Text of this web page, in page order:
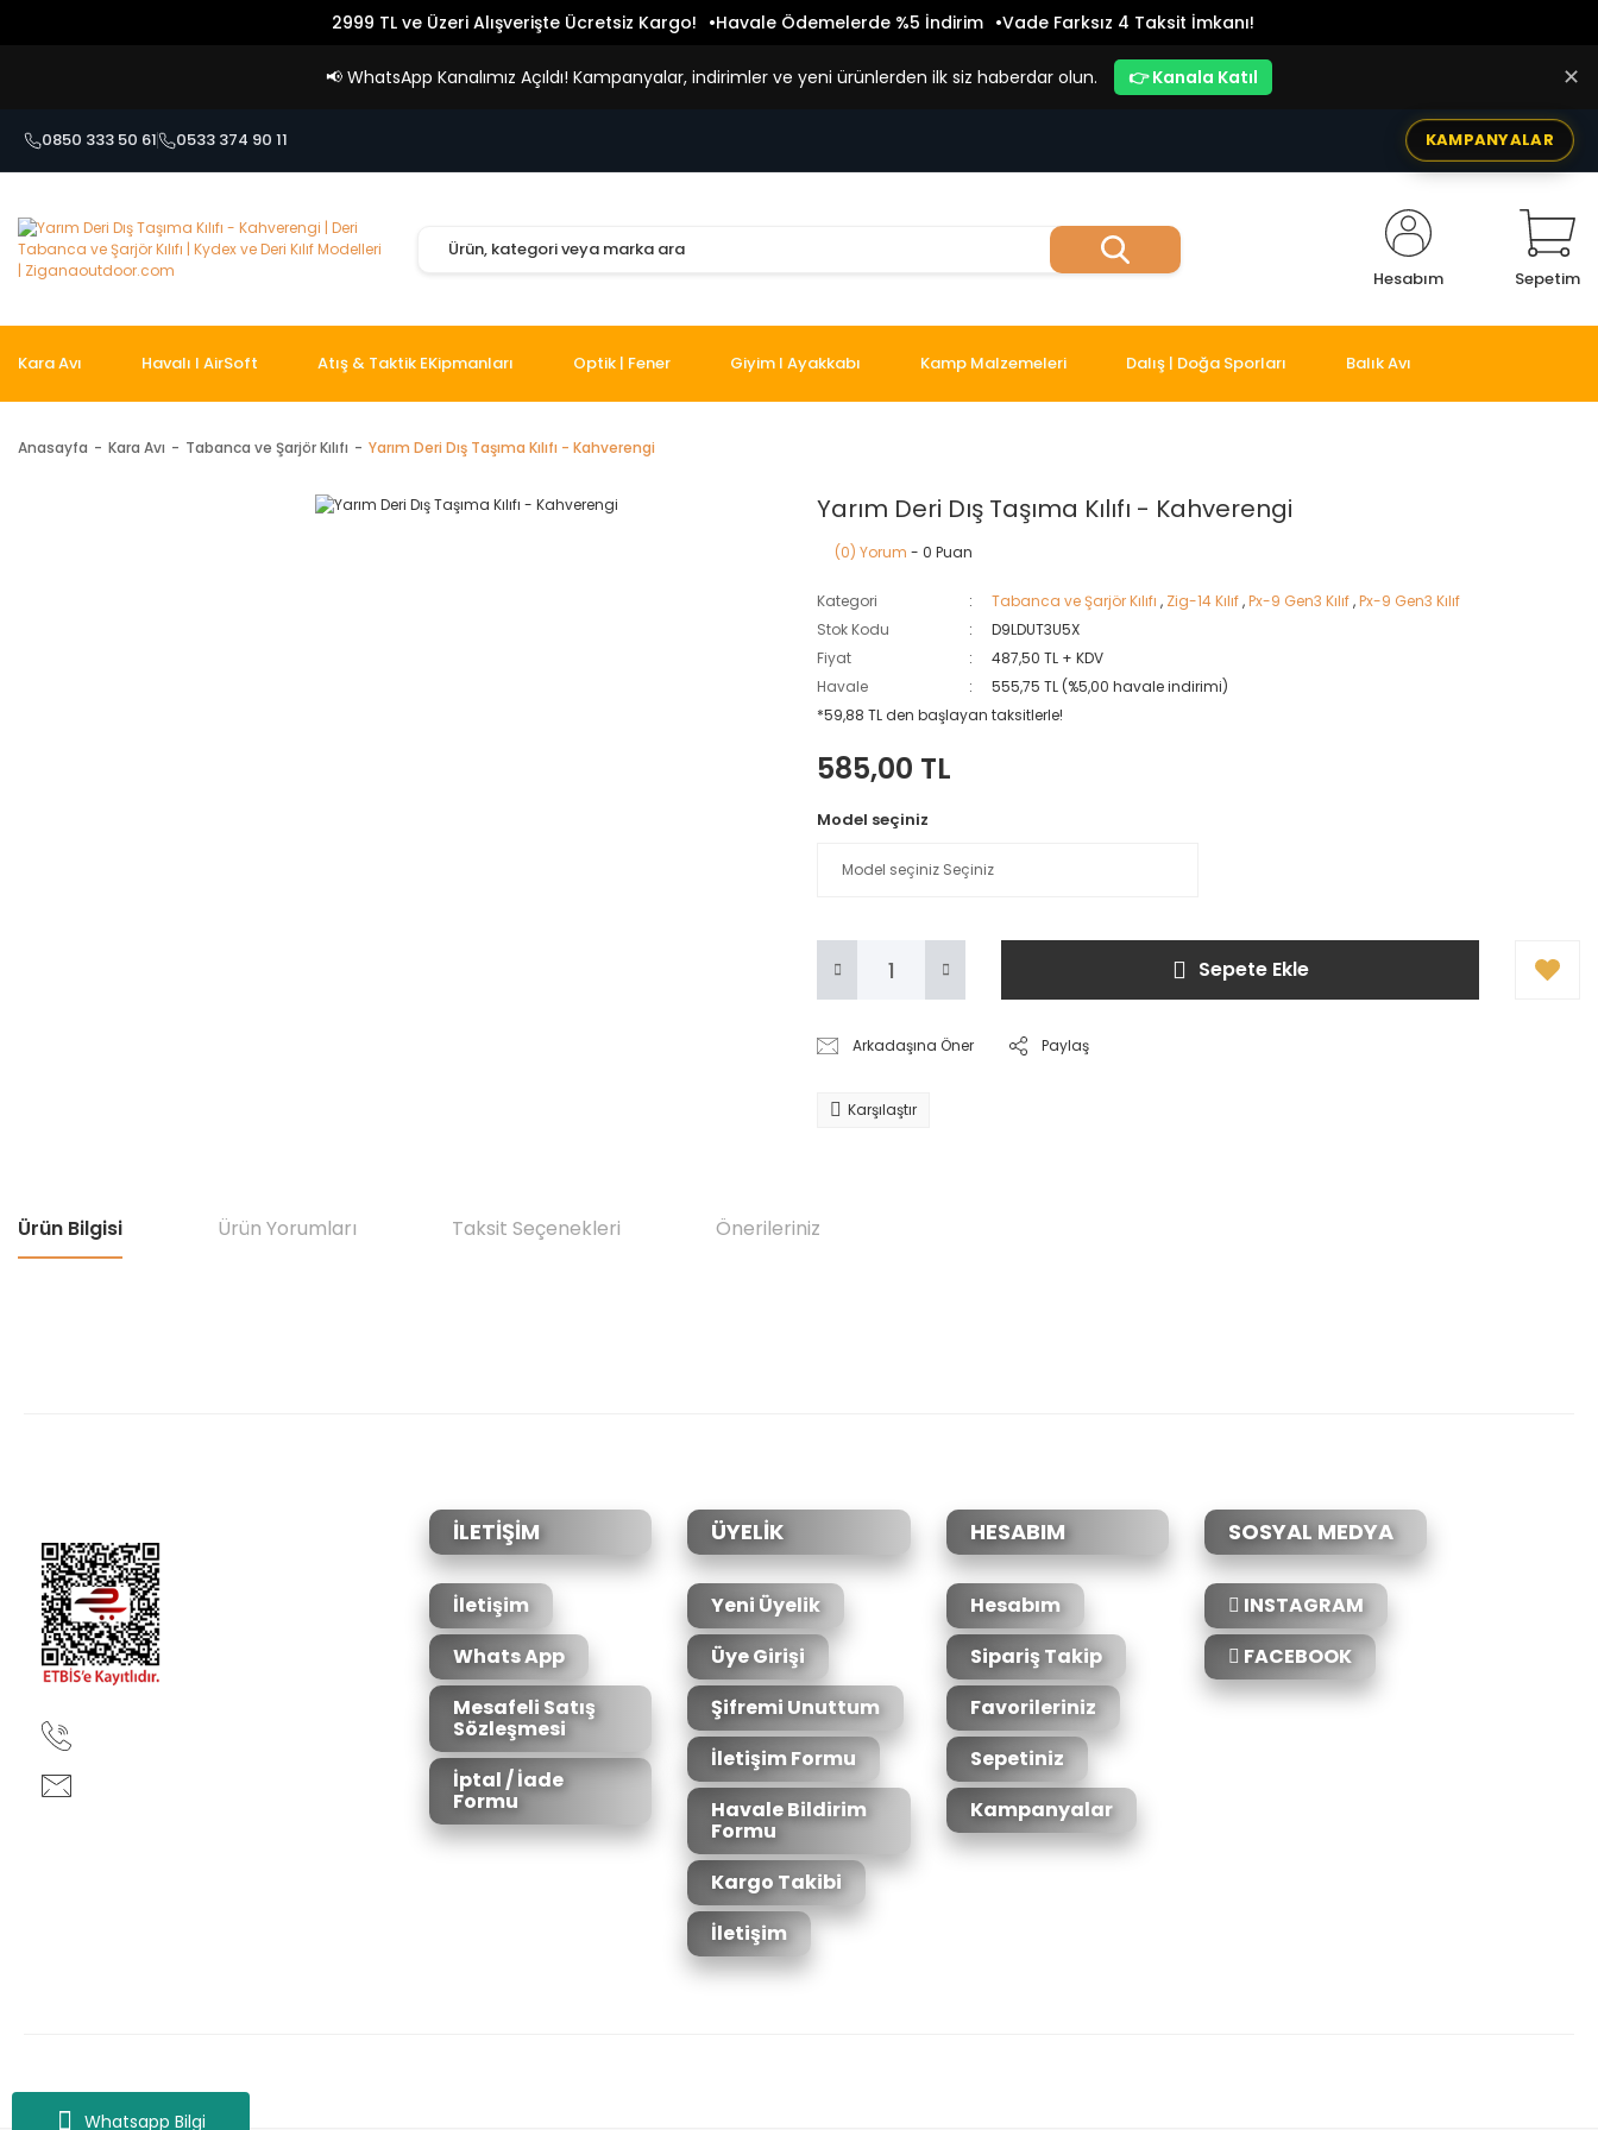
Whatsapp Bilgi
2999 TL ve Üzeri Alışverişte Ücretsiz Kargo! Havale Ödemelerde %5 İndirim Vade Farksız 4 Taksit İmkanı!
📢 WhatsApp Kanalımız Açıldı! Kampanyalar, indirimler ve yeni ürünlerden ilk siz haberdar olun. 👉 Kanala Katıl ✕
0850 333 50 61 0533 374 90 11 KAMPANYALAR
Hesabım Sepetim
Kara Avı Havalı I AirSoft Atış & Taktik EKipmanları Optik | Fener Giyim I Ayakkabı Kamp Malzemeleri Dalış | Doğa Sporları Balık Avı
Anasayfa Kara Avı Tabanca ve Şarjör Kılıfı Yarım Deri Dış Taşıma Kılıfı - Kahverengi
Yarım Deri Dış Taşıma Kılıfı - Kahverengi
(0) Yorum - 0 Puan
Kategori Tabanca ve Şarjör Kılıfı , Zig-14 Kılıf,Px-9 Gen3 Kılıf,Px-9 Gen3 Kılıf
Stok Kodu
D9LDUT3U5X
Fiyat
487,50 TL + KDV
Havale
555,75 TL (%5,00 havale indirimi)
*59,88 TL den başlayan taksitlerle!
585,00 TL
Model seçiniz
Sepete Ekle
Arkadaşına Öner Paylaş
Karşılaştır
Ürün Bilgisi Ürün Yorumları Taksit Seçenekleri Önerileriniz
Ürün fiyatı diğer sitelerden daha pahalı.
Bu ürüne benzer farklı alternatifler olmalı.
İLETİŞİM
İletişim
Whats App
Mesafeli Satış
Sözleşmesi
İptal / İade
Formu
ÜYELİK
Yeni Üyelik
Üye Girişi
Şifremi Unuttum
İletişim Formu
Havale Bildirim
Formu
Kargo Takibi
İletişim
HESABIM
Hesabım
Sipariş Takip
Favorileriniz
Sepetiniz
Kampanyalar
SOSYAL MEDYA
INSTAGRAM
FACEBOOK